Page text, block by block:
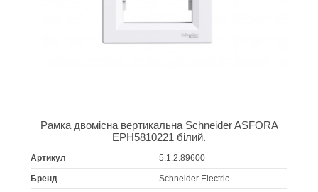
Рамка двомісна вертикальна Schneider ASFORA
EPH5810221 білий.
Артикул 5.1.2.89600
Бренд Schneider Electric